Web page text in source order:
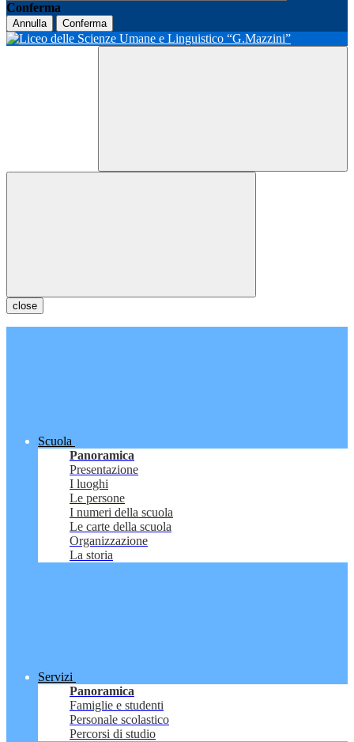
Conferma
Annulla Conferma
close
Scuola
Panoramica
Presentazione
I luoghi
Le persone
I numeri della scuola
Le carte della scuola
Organizzazione
La storia
Servizi
Panoramica
Famiglie e studenti
Personale scolastico
Percorsi di studio